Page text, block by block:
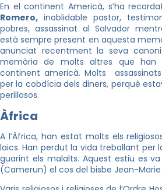
En el continent Americà, s’ha
Romero, inoblidable pastor,
pobres, assassinat al Salvador
està sempre present en aquesta
anunciat recentment la seva
memòria de molts altres que
continent americà. Molts
per la cobdícia dels diners, perquè
perillosos.
Àfrica
A l’Àfrica, han estat molts els
laics. Han perdut la vida treballant per
guarint els malalts. Aquest estiu es
(Camerun) el cos del bisbe Jean-Marie